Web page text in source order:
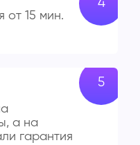
от 15 мин.
а на
гарантия